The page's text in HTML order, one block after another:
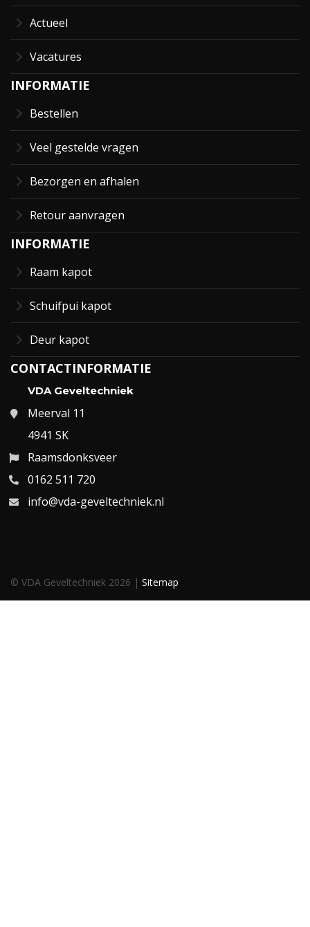
Actueel
Vacatures
INFORMATIE
Bestellen
Veel gestelde vragen
Bezorgen en afhalen
Retour aanvragen
INFORMATIE
Raam kapot
Schuifpui kapot
Deur kapot
CONTACTINFORMATIE
VDA Geveltechniek
Meerval 11
4941 SK
Raamsdonksveer
0162 511 720
info@vda-geveltechniek.nl
© VDA Geveltechniek 2026 | Sitemap